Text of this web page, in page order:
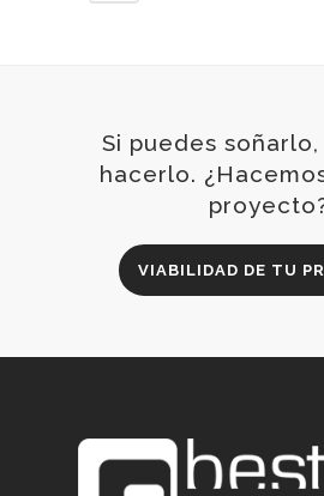
Si puedes
hacerlo.
VIABILIDAD DE TU